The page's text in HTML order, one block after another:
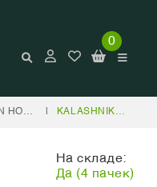
0
GREEN HOUSE SEED COMPANY | KALASHNIKOVA
На складе:
Да (4 пачек)